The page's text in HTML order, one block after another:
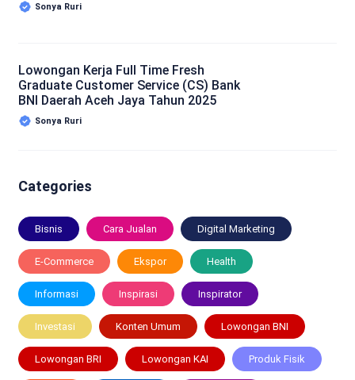
Sonya Ruri
Lowongan Kerja Full Time Fresh
Graduate Customer Service (CS) Bank
BNI Daerah Aceh Jaya Tahun 2025
Sonya Ruri
Categories
Bisnis Cara Jualan Digital Marketing
E-Commerce Ekspor Health
Informasi Inspirasi Inspirator
Investasi Konten Umum Lowongan BNI
Lowongan BRI Lowongan KAI Produk Fisik